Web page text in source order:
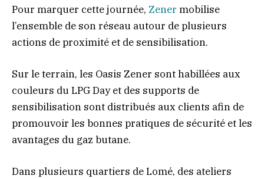
Pour marquer cette journée, Zener mobilise
l’ensemble de son réseau autour de plusieurs
actions de proximité et de sensibilisation.
Sur le terrain, les Oasis Zener sont habillées aux
couleurs du LPG Day et des supports de
sensibilisation sont distribués aux clients afin de
promouvoir les bonnes pratiques de sécurité et les
avantages du gaz butane.
Dans plusieurs quartiers de Lomé, des ateliers